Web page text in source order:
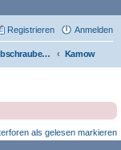
Anmelden
Registrieren
Hubschrauber-Typen Kamow
als gelesen markieren